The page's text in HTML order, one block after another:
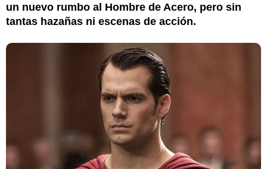
un nuevo rumbo al Hombre de Acero, pero sin
tantas hazañas ni escenas de acción.